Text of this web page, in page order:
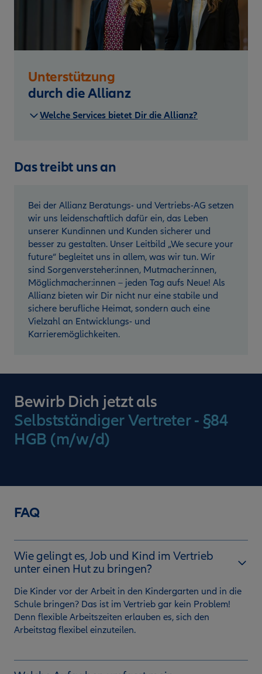
Unterstützung
durch die Allianz
Welche Services bietet Dir die Allianz?
Das treibt uns an
Bei der Allianz Beratungs- und Vertriebs-AG setzen
wir uns leidenschaftlich dafür ein, das Leben
unserer Kundinnen und Kunden sicherer und
besser zu gestalten. Unser Leitbild „We secure your
future“ begleitet uns in allem, was wir tun. Wir
sind Sorgenversteher:innen, Mutmacher:innen,
Möglichmacher:innen – jeden Tag aufs Neue! Als
Allianz bieten wir Dir nicht nur eine stabile und
sichere berufliche Heimat, sondern auch eine
Vielzahl an Entwicklungs- und
Karrieremöglichkeiten.
Bewirb Dich jetzt als
Selbstständiger Vertreter - §84
HGB (m/w/d)
FAQ
Wie gelingt es, Job und Kind im Vertrieb
unter einen Hut zu bringen?
Die Kinder vor der Arbeit in den Kindergarten und in die
Schule bringen? Das ist im Vertrieb gar kein Problem!
Denn flexible Arbeitszeiten erlauben es, sich den
Arbeitstag flexibel einzuteilen.